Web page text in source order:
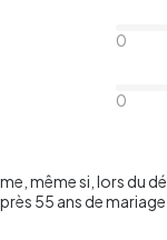
0
0
même si, lors du
55 ans de mariage